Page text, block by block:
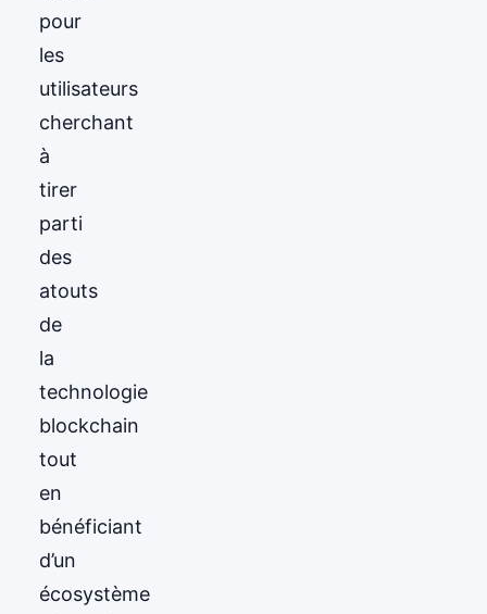
pour
les
utilisateurs
cherchant
à
tirer
parti
des
atouts
de
la
technologie
blockchain
tout
en
bénéficiant
d’un
écosystème